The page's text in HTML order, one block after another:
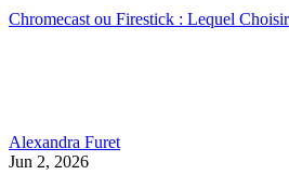
Chromecast ou Firestick : Lequel
Alexandra Furet
Jun 2, 2026